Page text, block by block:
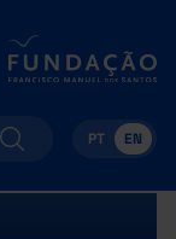
PT EN